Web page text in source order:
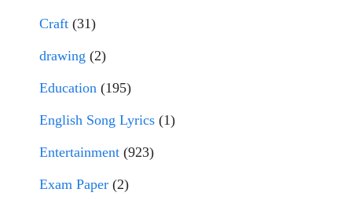
Craft (31)
drawing (2)
Education (195)
English Song Lyrics (1)
Entertainment (923)
Exam Paper (2)